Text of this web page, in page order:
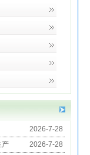
2026-7-28
产
2026-7-28